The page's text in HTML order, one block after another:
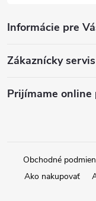
Informácie pre
Zákaznícky servis
Prijímame online
Obchodné
Ako nakupovať